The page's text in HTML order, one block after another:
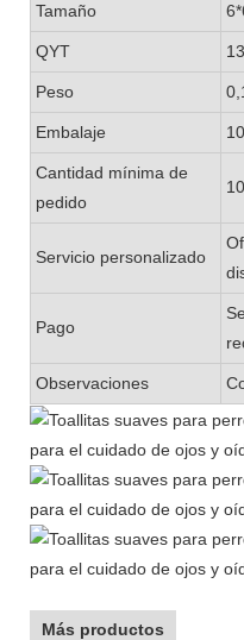
Tamaño
QYT
Peso
Embalaje
Cantidad mínima de
pedido
Servicio personalizado
Pago
Observaciones
Más productos